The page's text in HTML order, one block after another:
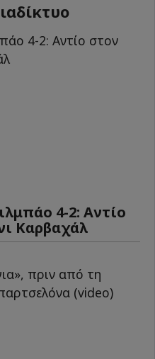
4-2: Αντίο
Καρβαχάλ